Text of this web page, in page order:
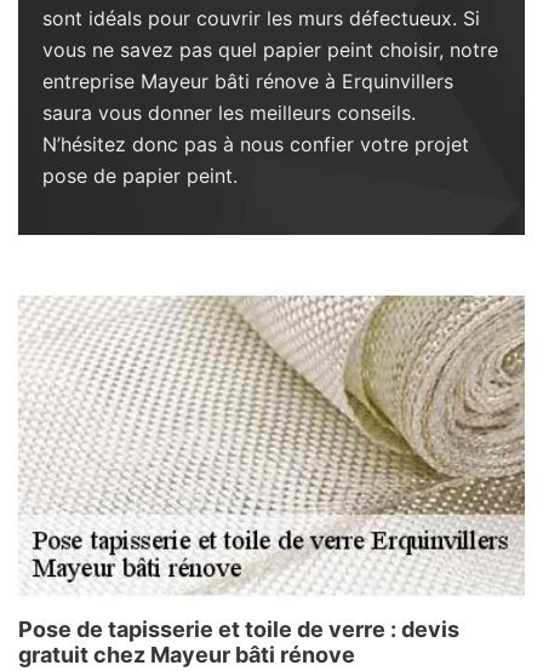
sont idéals pour couvrir les murs défectueux. Si
vous ne savez pas quel papier peint choisir, notre
entreprise Mayeur bâti rénove à Erquinvillers
saura vous donner les meilleurs conseils.
N’hésitez donc pas à nous confier votre projet
pose de papier peint.
Pose de tapisserie et toile de verre : devis
gratuit chez Mayeur bâti rénove